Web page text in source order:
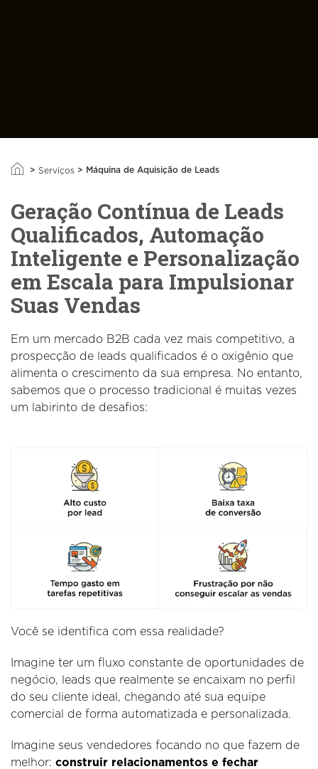
> Serviços > Máquina de Aquisição de Leads
Geração Contínua de Leads
Qualificados, Automação
Inteligente e Personalização
em Escala para Impulsionar
Suas Vendas
Em um mercado B2B cada vez mais competitivo, a
prospecção de leads qualificados é o oxigênio que
alimenta o crescimento da sua empresa. No entanto,
sabemos que o processo tradicional é muitas vezes
um labirinto de desafios:
Você se identifica com essa realidade?
Imagine ter um fluxo constante de oportunidades de
negócio, leads que realmente se encaixam no perfil
do seu cliente ideal, chegando até sua equipe
comercial de forma automatizada e personalizada.
Imagine seus vendedores focando no que fazem de
melhor: construir relacionamentos e fechar